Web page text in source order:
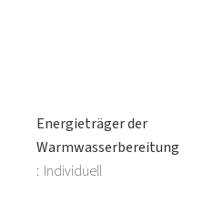
Energieträger der
Warmwasserbereitung
Individuell